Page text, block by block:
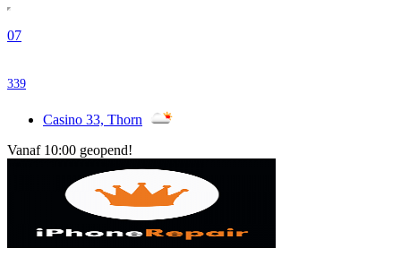
07
339
Casino 33, Thorn
Vanaf 10:00 geopend!